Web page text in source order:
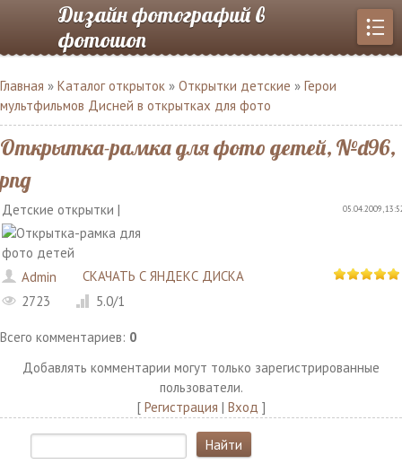
Дизайн фотографий в
фотошоп
Главная » Каталог открыток » Открытки детские » Герои
мультфильмов Дисней в открытках для фото
Открытка-рамка для фото детей, №d96,
png
Детские открытки | 05.04.2009,
Admin
СКАЧАТЬ С ЯНДЕКС ДИСКА
2723
5.0/1
Всего комментариев: 0
Добавлять комментарии могут только зарегистрированные
пользователи.
[ Регистрация | Вход ]